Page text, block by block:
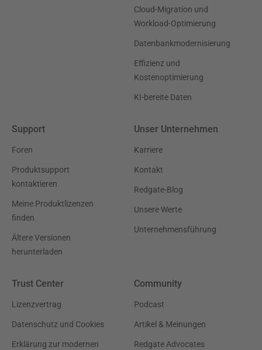
Cloud-Migration und
Workload-Optimierung
Datenbankmodernisierung
Effizienz und
Kostenoptimierung
KI-bereite Daten
Support
Foren
Produktsupport
kontaktieren
Meine Produktlizenzen
finden
Ältere Versionen
herunterladen
Unser Unternehmen
Karriere
Kontakt
Redgate-Blog
Unsere Werte
Unternehmensführung
Trust Center
Lizenzvertrag
Datenschutz und Cookies
Erklärung zur modernen
Community
Podcast
Artikel & Meinungen
Redgate Advocates